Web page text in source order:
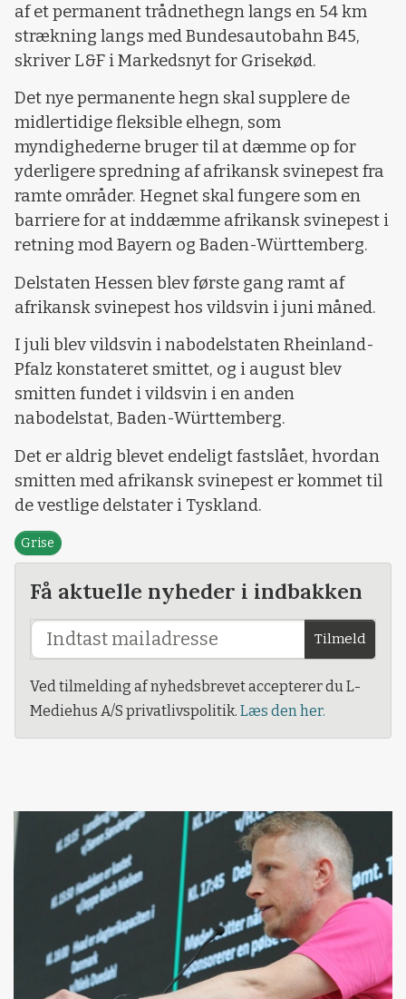
af et permanent trådnethegn langs en 54 km
strækning langs med Bundesautobahn B45,
skriver L&F i Markedsnyt for Grisekød.
Det nye permanente hegn skal supplere de
midlertidige fleksible elhegn, som
myndighederne bruger til at dæmme op for
yderligere spredning af afrikansk svinepest fra
ramte områder. Hegnet skal fungere som en
barriere for at inddæmme afrikansk svinepest i
retning mod Bayern og Baden-Württemberg.
Delstaten Hessen blev første gang ramt af
afrikansk svinepest hos vildsvin i juni måned.
I juli blev vildsvin i nabodelstaten Rheinland-
Pfalz konstateret smittet, og i august blev
smitten fundet i vildsvin i en anden
nabodelstat, Baden-Württemberg.
Det er aldrig blevet endeligt fastslået, hvordan
smitten med afrikansk svinepest er kommet til
de vestlige delstater i Tyskland.
Grise
Få aktuelle nyheder i indbakken
Tilmeld
Ved tilmelding af nyhedsbrevet accepterer du L-
Mediehus A/S privatlivspolitik. Læs den her.